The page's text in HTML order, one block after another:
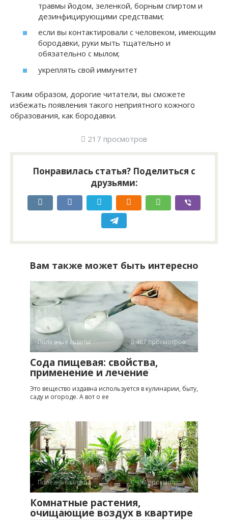
травмы йодом, зеленкой, борным спиртом и
дезинфицирующими средствами;
если вы контактировали с человеком, имеющим
бородавки, руки мыть тщательно и
обязательно с мылом;
укреплять свой иммунитет
Таким образом, дорогие читатели, вы сможете
избежать появления такого неприятного кожного
образования, как бородавки.
217 просмотров
Понравилась статья? Поделиться с
друзьями:
Вам также может быть интересно
Полезные советы 487 просмотров
Сода пищевая: свойства,
применение и лечение
Это вещество издавна используется в кулинарии, быту,
саду и огороде. А вот о ее
Полезные советы 452 просмотров
Комнатные растения,
очищающие воздух в квартире